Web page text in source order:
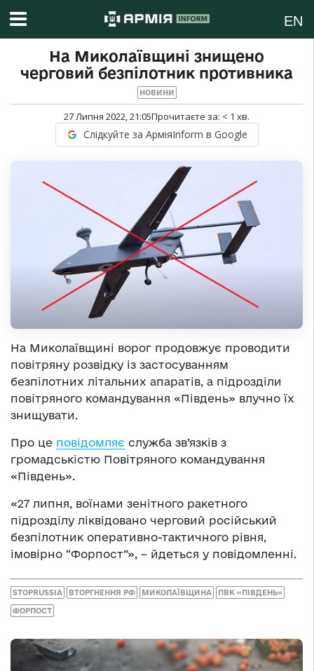
EN
На Миколаївщині знищено
черговий безпілотник противника
НОВИНИ
27 Липня 2022, 21:05Прочитаєте за: < 1 хв.
Слідкуйте за АрміяInform в Google
На Миколаївщині ворог продовжує проводити
повітряну розвідку із застосуванням
безпілотних літальних апаратів, а підрозділи
повітряного командування «Південь» влучно їх
знищувати.
Про це повідомляє служба зв’язків з
громадськістю Повітряного командування
«Південь».
«27 липня, воїнами зенітного ракетного
підрозділу ліквідовано черговий російський
безпілотник оперативно-тактичного рівня,
імовірно “Форпост”», – йдеться у повідомленні.
STOPRUSSIA ВТОРГНЕННЯ РФ МИКОЛАЇВЩИНА ПВК «ПІВДЕНЬ»
ФОРПОСТ